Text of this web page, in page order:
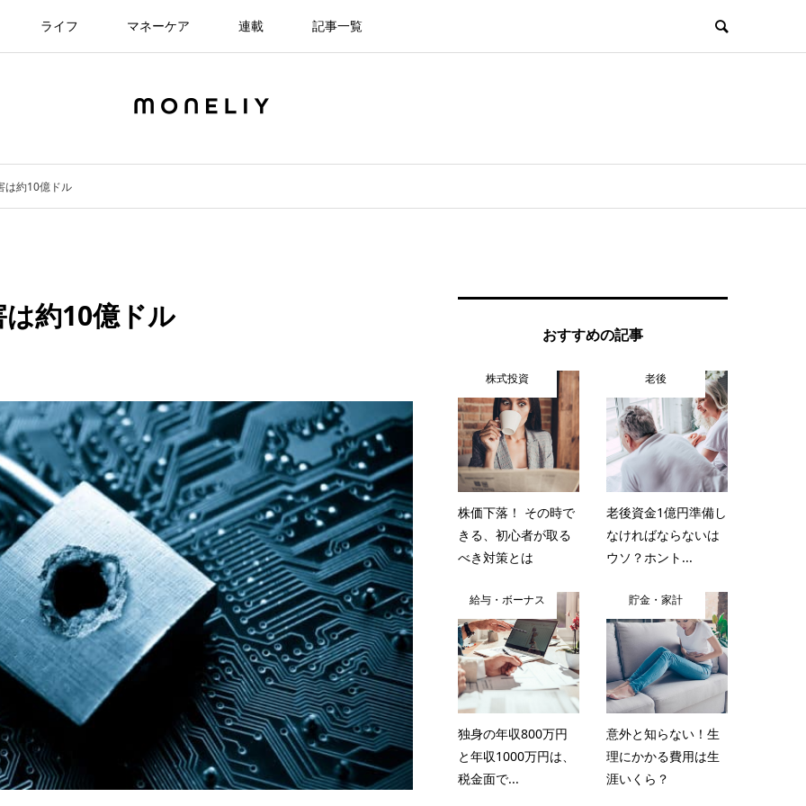
ライフ マネーケア 連載 記事一覧
は約10億ドル
約10億ドル
おすすめの記事
株式投資
株価下落！ その時で
きる、初心者が取る
べき対策とは
老後
老後資金1億円準備し
なければならないは
ウソ？ホント...
給与・ボーナス
独身の年収800万円
と年収1000万円は、
税金面で...
貯金・家計
意外と知らない！生
理にかかる費用は生
涯いくら？